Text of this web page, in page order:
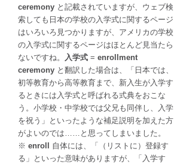
ceremony と記載されていますが、ウェブ検
索しても日本の学校の入学式に関するページ
はいろいろ見つかりますが、アメリカの学校
の入学式に関するページはほとんど見当たら
ないですね。 入学式 = enrollment
ceremony と翻訳した場合は、「日本では、
初等教育から高等教育まで、新入生が入学す
るときには入学式と呼ばれる式典をおこな
う。小学校・中学校では父兄も同伴し、入学
を祝う」といったような補足説明を加えた方
がよいのでは……と思ってしまいました。
※ enroll
自体には、「（リストに）登録す
る」といった意味がありますが、「入学す